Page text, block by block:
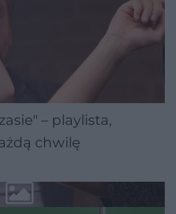
– playlista,
chwilę